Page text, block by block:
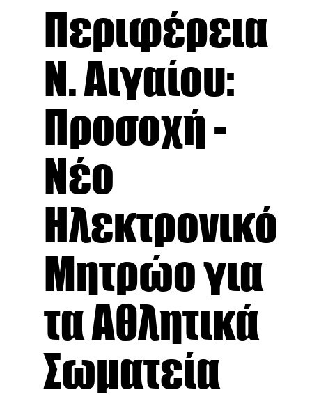
Περιφέρεια
Ν. Αιγαίου:
Προσοχή -
Νέο
Ηλεκτρονικό
Μητρώο για
τα Αθλητικά
Σωματεία